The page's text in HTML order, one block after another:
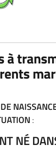
à
:
NÉ